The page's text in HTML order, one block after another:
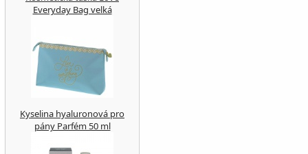
Everyday Bag velká
Kyselina hyaluronová pro
pány Parfém 50 ml